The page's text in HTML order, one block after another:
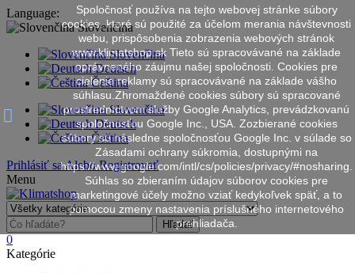
Spoločnosť používa na tejto webovej stránke súbory
cookies, ktoré sú použité za účelom merania návštevnosti
webu, prispôsobenia zobrazenia webových stránok
www.klimatshop.sk Tieto sú spracovávané na základe
oprávneného záujmu našej spoločnosti. Cookies pre
cielenie reklamy sú spracovávané na základe vášho
súhlasu.Zhromaždené cookies súbory sú spracované
prostredníctvom služby Google Analytics, prevádzkovanú
spoločnosťou Google Inc., USA. Zozbierané cookies
súbory sú následne spoločnosťou Google Inc. v súlade so
Zásadami ochrany súkromia, dostupnými na
https://www.google.com/intl/cs/policies/privacy/#nosharing.
Súhlas so zbieraním údajov súborov cookies pre
marketingové účely možno vziať kedykoľvek späť, a to
pomocou zmeny nastavenia príslušného internetového
prehliadača.
Language:
Slovenčina
Slovenčina
Deutsch
Čeština
Slovenčina
Deutsch
Čeština
Prihlásiť saAleboRegistrovať
Menu
Hľadať
0
Kategórie